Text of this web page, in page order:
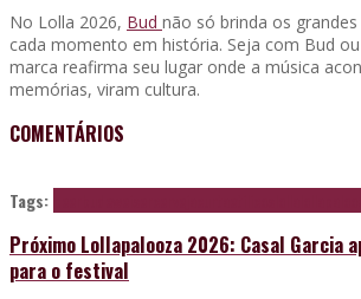
No Lolla 2026, Bud não só brinda os
cada momento em história. Seja com Bud
marca reafirma seu lugar onde a música
memórias, viram cultura.
COMENTÁRIOS
Tags:
Próximo Lollapalooza 2026: Casal Garcia
para o festival